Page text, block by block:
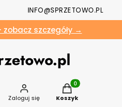
INFO@SPRZETOWO.PL
zobacz szczegóły →
Zaloguj się
Produkty w
Koszyk